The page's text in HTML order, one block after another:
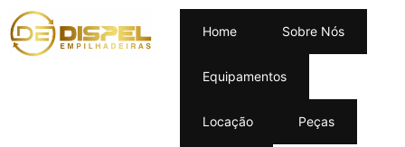
Home Sobre Nós
Equipamentos
Locação Peças